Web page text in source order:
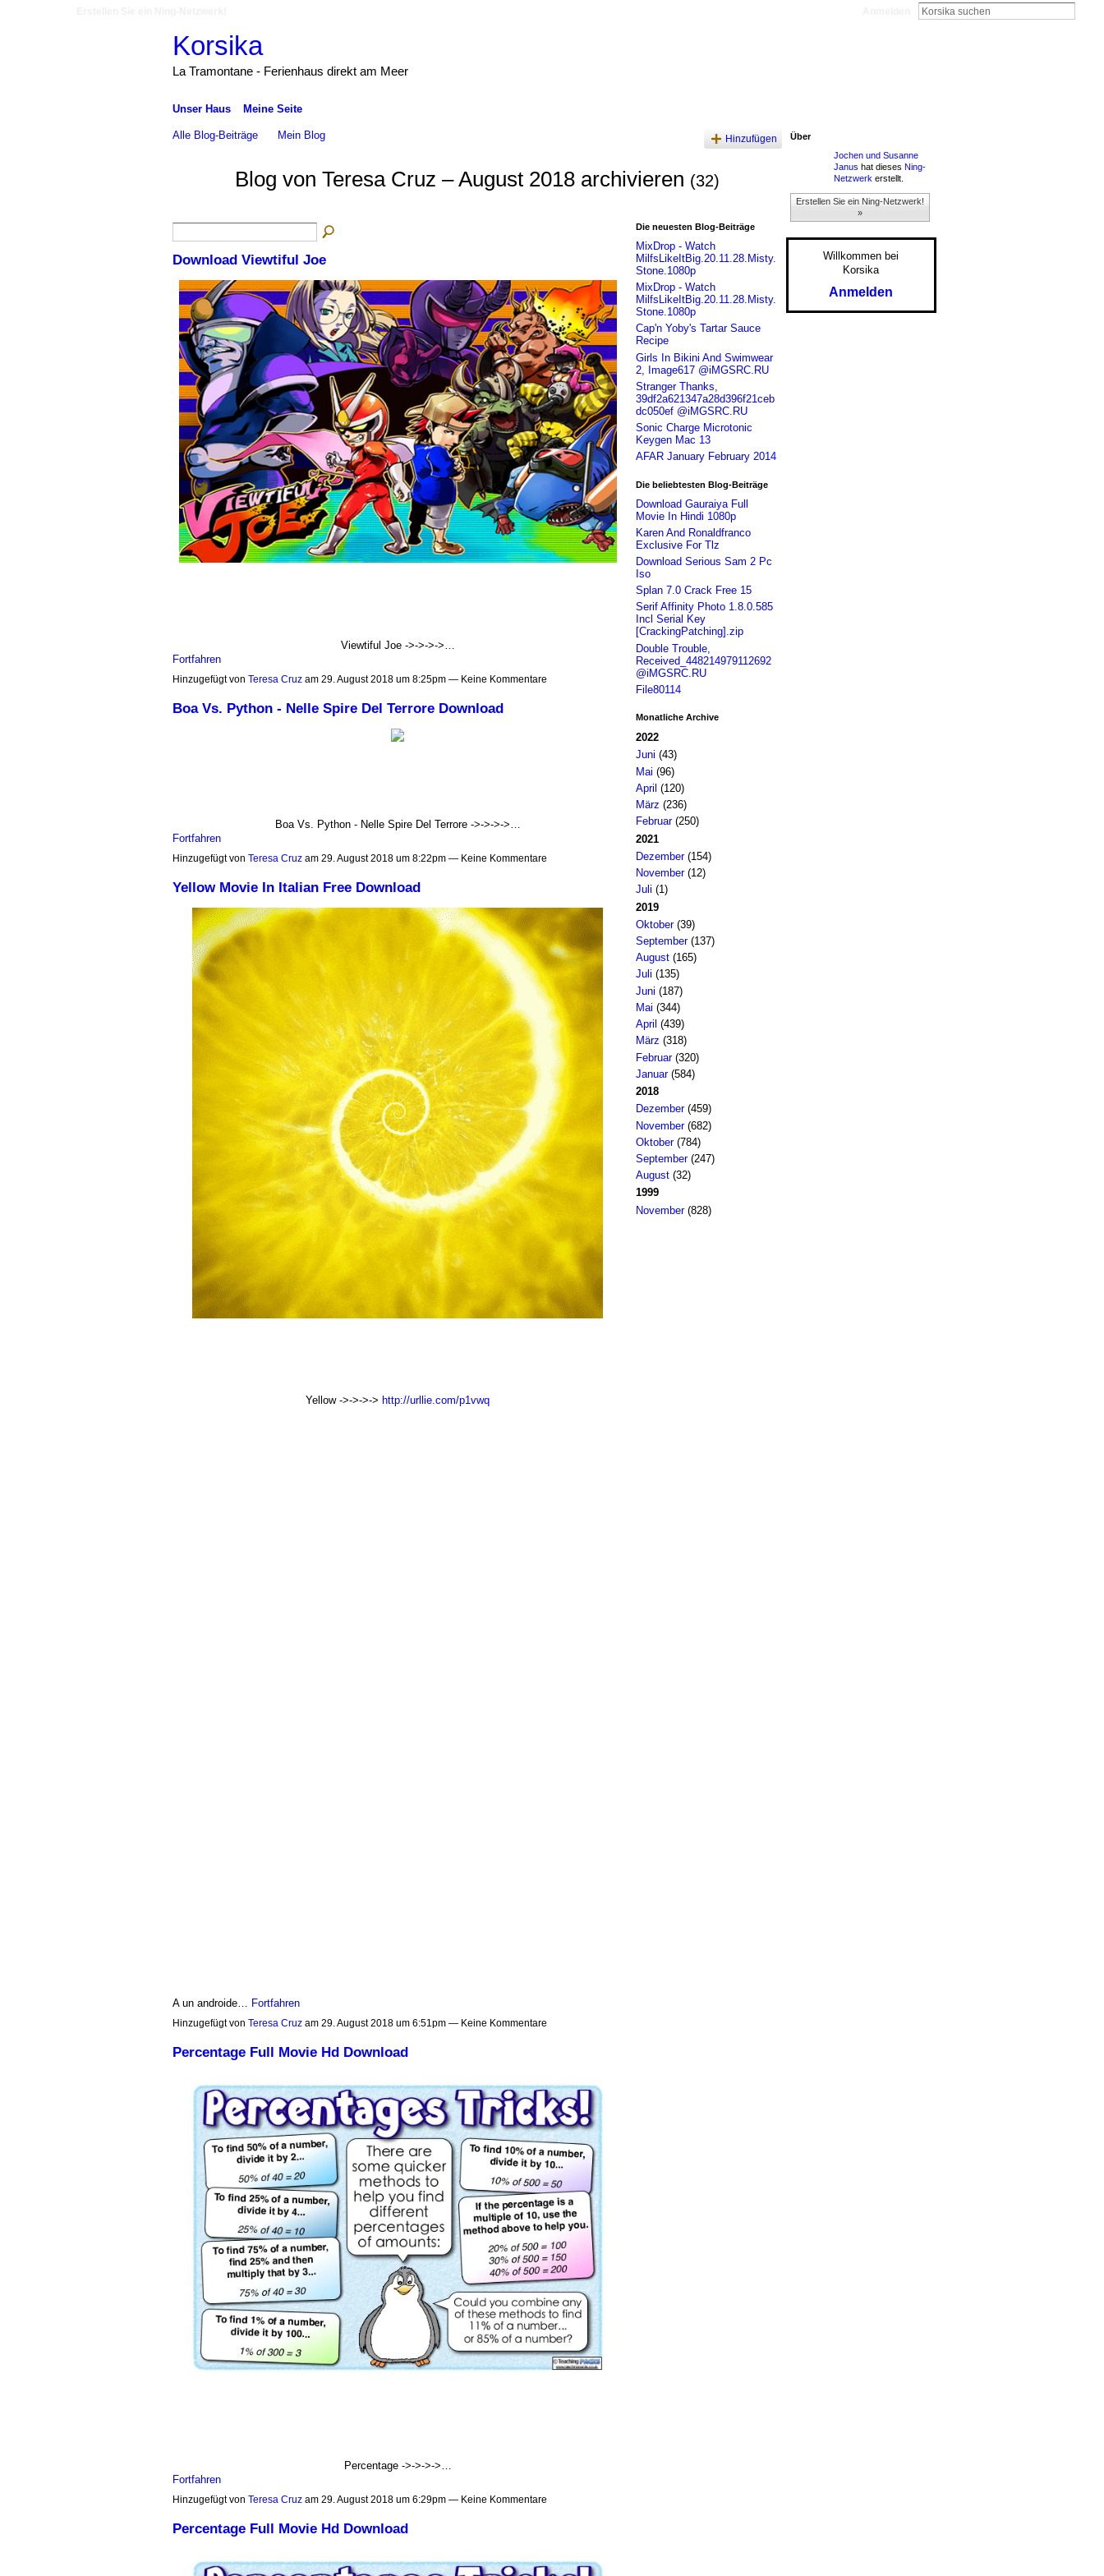
Korsika
La Tramontane - Ferienhaus direkt am Meer
Unser Haus Meine Seite
Alle Blog-Beiträge Mein Blog Hinzufügen
Blog von Teresa Cruz – August 2018 archivieren (32)
Download Viewtiful Joe
Viewtiful Joe ->->->->…
Fortfahren
Hinzugefügt von Teresa Cruzam 29. August 2018 um 8:25pm — Keine Kommentare
Boa Vs. Python - Nelle Spire Del Terrore Download
Boa Vs. Python - Nelle Spire Del Terrore ->->->->…
Fortfahren
Hinzugefügt von Teresa Cruzam 29. August 2018 um 8:22pm — Keine Kommentare
Yellow Movie In Italian Free Download
Yellow ->->->-> http://urllie.com/p1vwq
A un androide… Fortfahren
Hinzugefügt von Teresa Cruzam 29. August 2018 um 6:51pm — Keine Kommentare
Percentage Full Movie Hd Download
Percentage ->->->->…
Fortfahren
Hinzugefügt von Teresa Cruzam 29. August 2018 um 6:29pm — Keine Kommentare
Percentage Full Movie Hd Download
Die neuesten Blog-Beiträge
MixDrop - Watch
MilfsLikeItBig.20.11.28.Misty.
Stone.1080p
MixDrop - Watch
MilfsLikeItBig.20.11.28.Misty.
Stone.1080p
Cap'n Yoby's Tartar Sauce
Recipe
Girls In Bikini And Swimwear
2, Image617 @iMGSRC.RU
Stranger Thanks,
39df2a621347a28d396f21ceb
dc050ef @iMGSRC.RU
Sonic Charge Microtonic
Keygen Mac 13
AFAR January February 2014
Die beliebtesten Blog-Beiträge
Download Gauraiya Full
Movie In Hindi 1080p
Karen And Ronaldfranco
Exclusive For Tlz
Download Serious Sam 2 Pc
Iso
Splan 7.0 Crack Free 15
Serif Affinity Photo 1.8.0.585
Incl Serial Key
[CrackingPatching].zip
Double Trouble,
Received_448214979112692
@iMGSRC.RU
File80114
Monatliche Archive
2022
Juni (43)
Mai (96)
April (120)
März (236)
Februar(250)
2021
Dezember(154)
November(12)
Juli (1)
2019
Oktober(39)
September(137)
August(165)
Juli (135)
Juni (187)
Mai (344)
April (439)
März (318)
Februar(320)
Januar(584)
2018
Dezember(459)
November(682)
Oktober(784)
September(247)
August(32)
1999
November(828)
Über
Jochen und Susanne
Janus hat dieses Ning-
Netzwerk erstellt.
Erstellen Sie ein Ning-Netzwerk!
»
Willkommen bei
Korsika
Anmelden